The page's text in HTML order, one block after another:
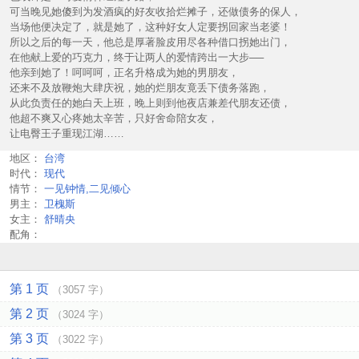
可当晚见她傻到为发酒疯的好友收拾烂摊子，还做债务的保人，
当场他便决定了，就是她了，这种好女人定要拐回家当老婆！
所以之后的每一天，他总是厚著脸皮用尽各种借口拐她出门，
在他献上爱的巧克力，终于让两人的爱情跨出一大步──
他亲到她了！呵呵呵，正名升格成为她的男朋友，
还来不及放鞭炮大肆庆祝，她的烂朋友竟丢下债务落跑，
从此负责任的她白天上班，晚上则到他夜店兼差代朋友还债，
他超不爽又心疼她太辛苦，只好舍命陪女友，
让电臀王子重现江湖……
地区：
台湾
时代： 现代
情节： 一见钟情,二见倾心
男主： 卫槐斯
女主： 舒晴央
配角：
第 1 页 （3057 字）
第 2 页 （3024 字）
第 3 页 （3022 字）